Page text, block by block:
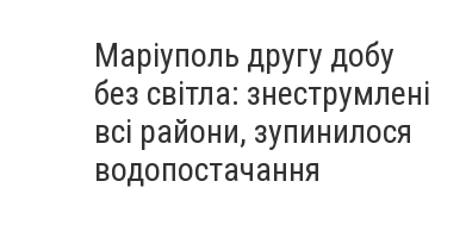
Маріуполь другу добу
без світла: знеструмлені
всі райони, зупинилося
водопостачання